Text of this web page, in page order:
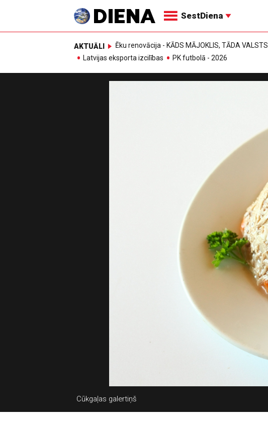
SestDiena
AKTUĀLI Ēku renovācija - KĀDS MĀJOKLIS, TĀDA VALSTS
Latvijas eksporta izcilības
PK futbolā - 2026
Cūkgaļas galertiņš